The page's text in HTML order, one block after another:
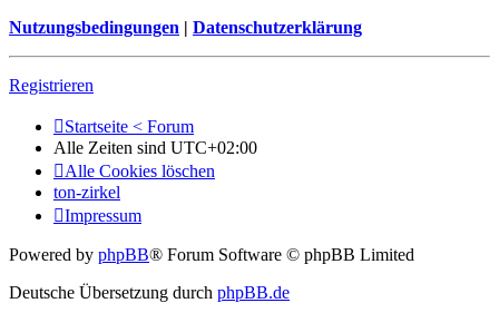
Nutzungsbedingungen | Datenschutzerklärung
Registrieren
Startseite < Forum
Alle Zeiten sind UTC+02:00
Alle Cookies löschen
ton-zirkel
Impressum
Powered by phpBB® Forum Software © phpBB Limited
Deutsche Übersetzung durch phpBB.de